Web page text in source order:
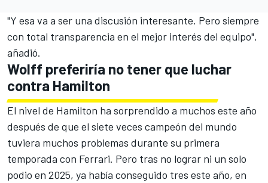
"Y esa va a ser una discusión interesante. Pero siempre
con total transparencia en el mejor interés del equipo",
añadió.
Wolff preferiría no tener que luchar
contra Hamilton
El nivel de Hamilton ha sorprendido a muchos este año
después de que el siete veces campeón del mundo
tuviera muchos problemas durante su primera
temporada con Ferrari. Pero tras no lograr ni un solo
podio en 2025, ya había conseguido tres este año, en